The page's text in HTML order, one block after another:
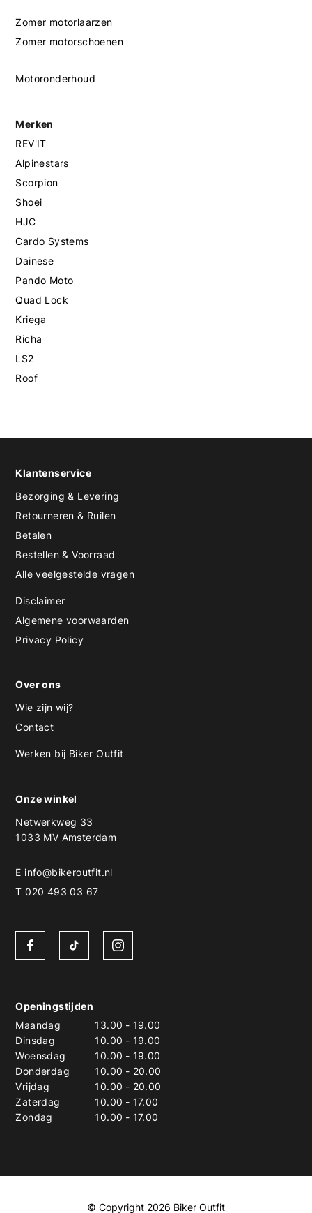
Zomer motorlaarzen
Zomer motorschoenen
Motoronderhoud
Merken
REV'IT
Alpinestars
Scorpion
Shoei
HJC
Cardo Systems
Dainese
Pando Moto
Quad Lock
Kriega
Richa
LS2
Roof
Klantenservice
Bezorging & Levering
Retourneren & Ruilen
Betalen
Bestellen & Voorraad
Alle veelgestelde vragen
Disclaimer
Algemene voorwaarden
Privacy Policy
Over ons
Wie zijn wij?
Contact
Werken bij Biker Outfit
Onze winkel
Netwerkweg 33
1033 MV Amsterdam
E info@bikeroutfit.nl
T 020 493 03 67
Openingstijden
Maandag
13.00 - 19.00
Dinsdag
10.00 - 19.00
Woensdag
10.00 - 19.00
Donderdag
10.00 - 20.00
Vrijdag
10.00 - 20.00
Zaterdag
10.00 - 17.00
Zondag
10.00 - 17.00
© Copyright 2026 Biker Outfit